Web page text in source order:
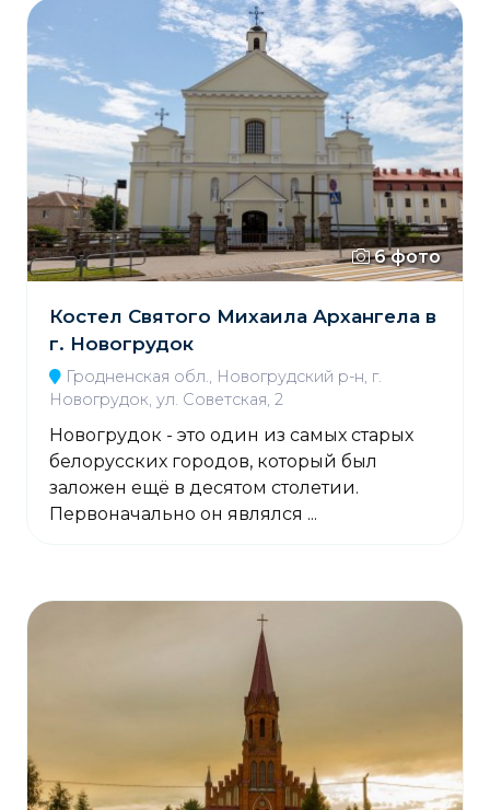
6 фото
Костел Святого Михаила Архангела в
г. Новогрудок
Гродненская обл., Новогрудский р-н, г.
Новогрудок, ул. Советская, 2
Новогрудок - это один из самых старых
белорусских городов, который был
заложен ещё в десятом столетии.
Первоначально он являлся ...